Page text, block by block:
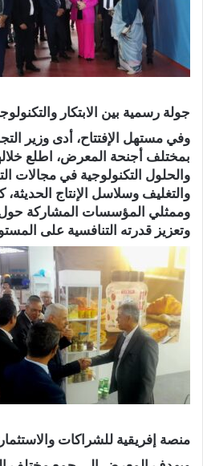
جولة رسمية بين الابتكار
وفي مستهل الإفتتاح، أدى وزير
بمختلف أجنحة المعرض، اطلع
والحلول التكنولوجية في مجالات
والتغليف وسلاسل الإنتاج
وممثلي المؤسسات المشاركة حول
وتعزيز قدرته التنافسية على
منصة إفريقية للشراكات